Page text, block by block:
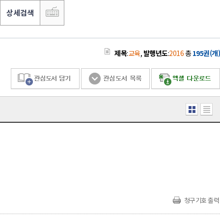
상세검색
제목:교육, 발행년도:2016총195권(개)
청구기호 출력